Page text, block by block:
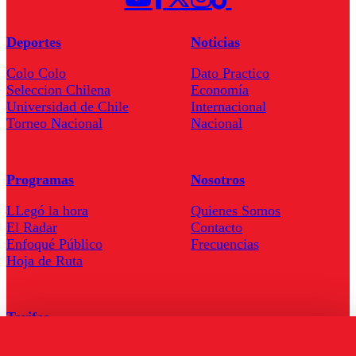
Deportes
Colo Colo
Seleccion Chilena
Universidad de Chile
Torneo Nacional
Noticias
Dato Practico
Economía
Internacional
Nacional
Programas
LLegó la hora
El Radar
Enfoqué Público
Hoja de Ruta
Nosotros
Quienes Somos
Contacto
Frecuencias
Tarifas